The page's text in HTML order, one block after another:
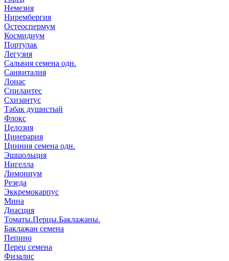
Немезия
Нирембергия
Остеоспермум
Космидиум
Портулак
Легузия
Сальвия семена одн.
Санвиталия
Лонас
Спилантес
Схизантус
Табак душистый
Флокс
Целозия
Цинерария
Цинния семена одн.
Эшшольция
Нигелла
Лимониум
Резеда
Эккремокарпус
Мина
Диасция
Томаты.Перцы.Баклажаны.
Баклажан семена
Пепино
Перец семена
Физалис